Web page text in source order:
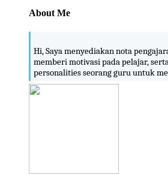
About Me
Hi, Saya menyediakan nota
memberi motivasi pada pelajar,
personalities seorang guru untuk